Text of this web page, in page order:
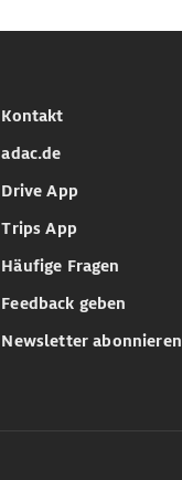
Kontakt
adac.de
Drive App
Trips App
Häufige Fragen
Feedback geben
Newsletter abonnieren